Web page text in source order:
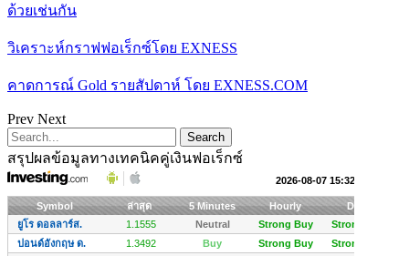
ด้วยเช่นกัน
วิเคราะห์กราฟฟอเร็กซ์โดย EXNESS
คาดการณ์ Gold รายสัปดาห์ โดย EXNESS.COM
Prev Next
สรุปผลข้อมูลทางเทคนิคคู่เงินฟอเร็กซ์